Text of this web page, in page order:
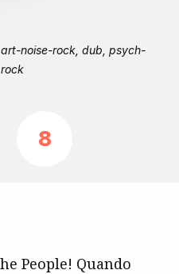
art-noise-rock, dub, psych-
rock
8
People! Quando